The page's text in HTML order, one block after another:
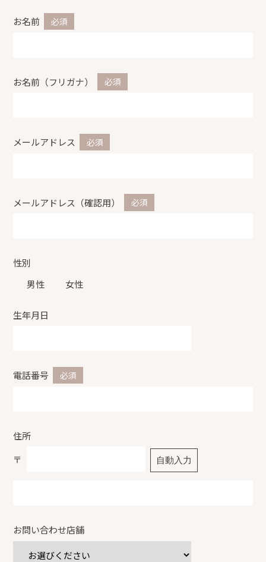
お名前
お名前（フリガナ）
メールアドレス
メールアドレス（確認用）
性別
男性
女性
生年月日
電話番号
住所
〒
自動入力
お問い合わせ店舗